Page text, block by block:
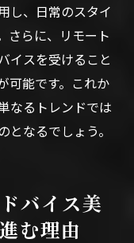
し、日常のスタイ
さらに、リモート
イスを受けること
可能です。これか
なるトレンドでは
なるでしょう。
バイス美
む理由